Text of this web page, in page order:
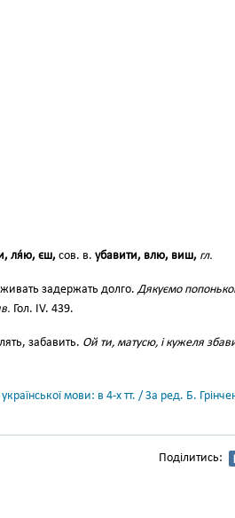
ля́ю, єш, сов. в. убавити, влю, виш, гл.
задержать долго.Дякуємо
Гол. IV. 439.
забавить. Ой ти, матусю, і кужеля
мови: в 4-х тт. / За ред. Б.
Поділитись: